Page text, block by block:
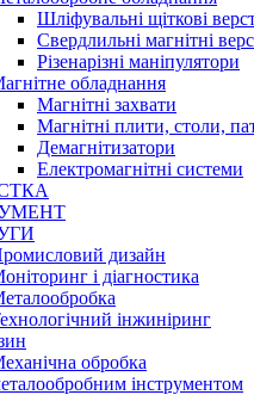
Шліфувальні щіткові
Свердлильні магнітні
Різенарізні маніпулятори
обладнання
Магнітні захвати
Магнітні плити, столи,
Демагнітизатори
Електромагнітні системи
дизайн
і діагностика
інжиніринг
обробка
інструментом